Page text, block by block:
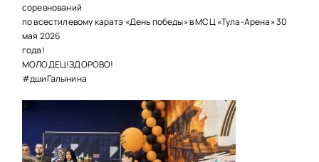
соревнований
по всестилевому каратэ «День победы» в МСЦ «Тула-Арена» 30
мая 2026
года!
МОЛОДЕЦ!ЗДОРОВО!
#дшиГалынина